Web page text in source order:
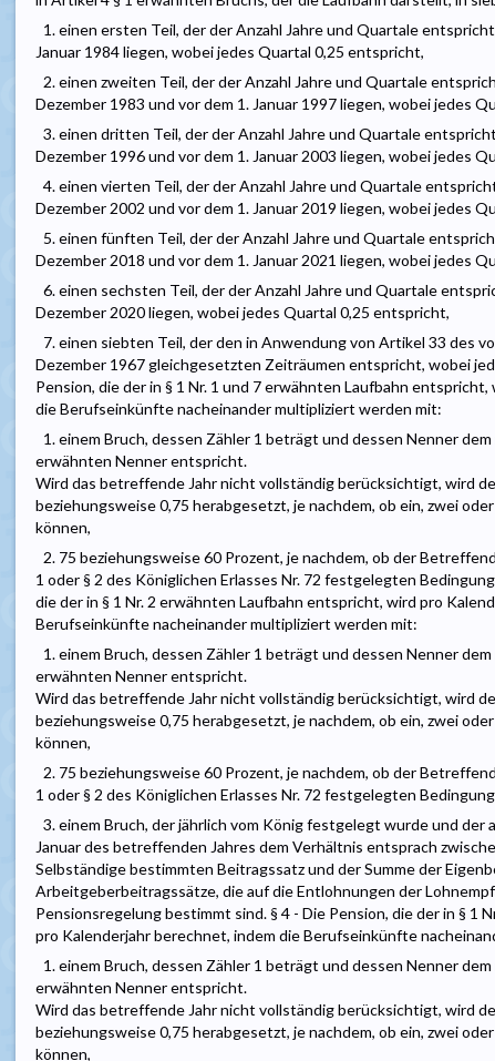
1. einen ersten Teil, der der Anzahl Jahre und Quartale
Januar 1984 liegen, wobei jedes Quartal 0,25 entspricht,
2. einen zweiten Teil, der der Anzahl Jahre und Quartale
Dezember 1983 und vor dem 1. Januar 1997 liegen, wobei jedes
3. einen dritten Teil, der der Anzahl Jahre und Quartale
Dezember 1996 und vor dem 1. Januar 2003 liegen, wobei jedes
4. einen vierten Teil, der der Anzahl Jahre und Quartale
Dezember 2002 und vor dem 1. Januar 2019 liegen, wobei jedes
5. einen fünften Teil, der der Anzahl Jahre und Quartale
Dezember 2018 und vor dem 1. Januar 2021 liegen, wobei jedes
6. einen sechsten Teil, der der Anzahl Jahre und Quartale
Dezember 2020 liegen, wobei jedes Quartal 0,25 entspricht,
7. einen siebten Teil, der den in Anwendung von Artikel 33 des
Dezember 1967 gleichgesetzten Zeiträumen entspricht, wobei
Pension, die der in § 1 Nr. 1 und 7 erwähnten Laufbahn
die Berufseinkünfte nacheinander multipliziert werden mit:
1. einem Bruch, dessen Zähler 1 beträgt und dessen Nenner
erwähnten Nenner entspricht.
Wird das betreffende Jahr nicht vollständig berücksichtigt, wird
beziehungsweise 0,75 herabgesetzt, je nachdem, ob ein, zwei
können,
2. 75 beziehungsweise 60 Prozent, je nachdem, ob der
1 oder § 2 des Königlichen Erlasses Nr. 72 festgelegten
die der in § 1 Nr. 2 erwähnten Laufbahn entspricht, wird pro
Berufseinkünfte nacheinander multipliziert werden mit:
1. einem Bruch, dessen Zähler 1 beträgt und dessen Nenner
erwähnten Nenner entspricht.
Wird das betreffende Jahr nicht vollständig berücksichtigt, wird
beziehungsweise 0,75 herabgesetzt, je nachdem, ob ein, zwei
können,
2. 75 beziehungsweise 60 Prozent, je nachdem, ob der
1 oder § 2 des Königlichen Erlasses Nr. 72 festgelegten
3. einem Bruch, der jährlich vom König festgelegt wurde und der
Januar des betreffenden Jahres dem Verhältnis entsprach
Selbständige bestimmten Beitragssatz und der Summe der
Arbeitgeberbeitragssätze, die auf die Entlohnungen der
Pensionsregelung bestimmt sind. § 4 - Die Pension, die der in § 1
pro Kalenderjahr berechnet, indem die Berufseinkünfte
1. einem Bruch, dessen Zähler 1 beträgt und dessen Nenner
erwähnten Nenner entspricht.
Wird das betreffende Jahr nicht vollständig berücksichtigt, wird
beziehungsweise 0,75 herabgesetzt, je nachdem, ob ein, zwei
können,